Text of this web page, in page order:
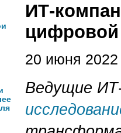
ИТ-
цифровой
20 июня 2022
Ведущие